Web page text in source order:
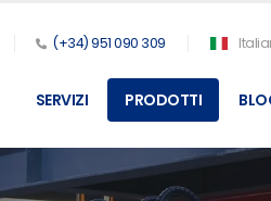
(+34) 951 090 309
SERVIZI PRODOTTI